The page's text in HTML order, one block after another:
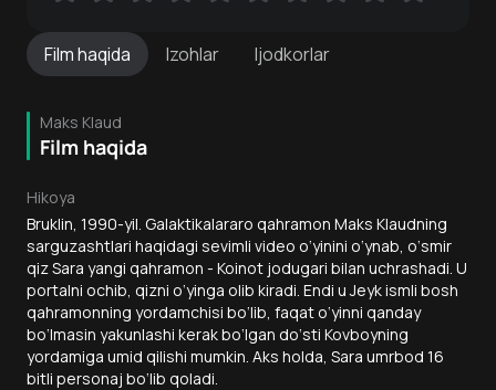
Filmhaqida Izohlar Ijodkorlar
Maks Klaud
Film haqida
Hikoya
Bruklin, 1990-yil. Galaktikalararo qahramon Maks Klaudning
sarguzashtlari haqidagi sevimli video o‘yinini o‘ynab, o‘smir
qiz Sara yangi qahramon - Koinot jodugari bilan uchrashadi. U
portalni ochib, qizni o‘yinga olib kiradi. Endi u Jeyk ismli bosh
qahramonning yordamchisi bo‘lib, faqat o‘yinni qanday
bo‘lmasin yakunlashi kerak bo‘lgan do‘sti Kovboyning
yordamiga umid qilishi mumkin. Aks holda, Sara umrbod 16
bitli personaj bo‘lib qoladi.